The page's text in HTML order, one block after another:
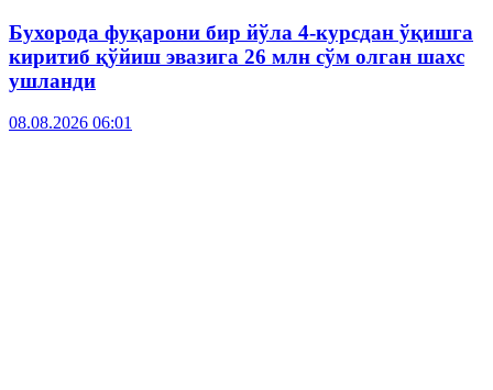
Бухорода фуқарони бир йўла 4-курсдан ўқишга
киритиб қўйиш эвазига 26 млн сўм олган шахс
ушланди
08.08.2026 06:01